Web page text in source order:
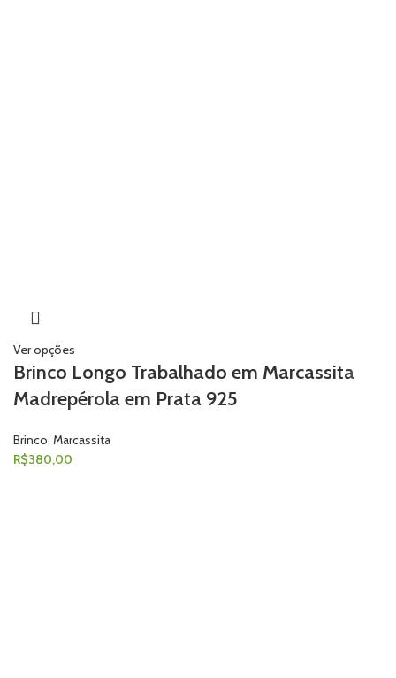
Ver opções
Brinco Longo Trabalhado em Marcassita
Madrepérola em Prata 925
Brinco Marcassita
R$380,00